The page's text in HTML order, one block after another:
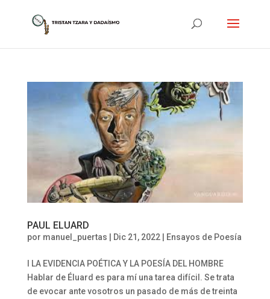
PAUL ELUARD
por manuel_puertas Dic 21, 2022| Ensayos de Poesía
I LA EVIDENCIA POÉTICA Y LA POESÍA DEL HOMBRE
Hablar de Éluard es para mí una tarea difícil. Se trata
de evocar ante vosotros un pasado de más de treinta